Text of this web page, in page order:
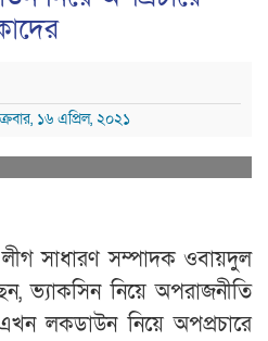
১৬ এপ্রিল, ২০২১
সাধারণ সম্পাদক ওবায়দুল
ভ্যাকসিন নিয়ে অপরাজনীতি
লকডাউন নিয়ে অপপ্রচারে